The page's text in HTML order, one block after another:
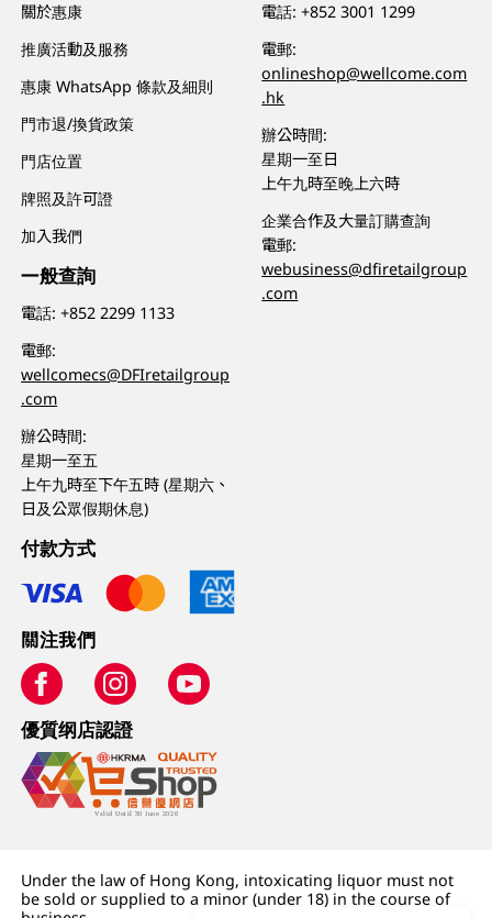
關於惠康
推廣活動及服務
惠康 WhatsApp 條款及細則
門市退/換貨政策
門店位置
牌照及許可證
加入我們
一般查詢
電話:+852 2299 1133
電郵:
wellcomecs@DFIretailgroup
.com
辦公時間:
星期一至五
上午九時至下午五時 (星期六、
日及公眾假期休息)
電話:+852 3001 1299
電郵:
onlineshop@wellcome.com
.hk
辦公時間:
星期一至日
上午九時至晚上六時
企業合作及大量訂購查詢
電郵:
webusiness@dfiretailgroup
.com
付款方式
關注我們
優質纲店認證
Under the law of Hong Kong, intoxicating liquor must not
be sold or supplied to a minor (under 18) in the course of